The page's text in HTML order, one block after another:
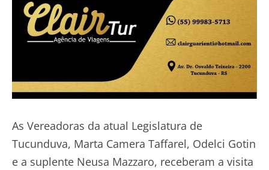
As Vereadoras da atual Legislatura de
Tucunduva, Marta Camera Taffarel, Odelci Gotin
e a suplente Neusa Mazzaro, receberam a visita